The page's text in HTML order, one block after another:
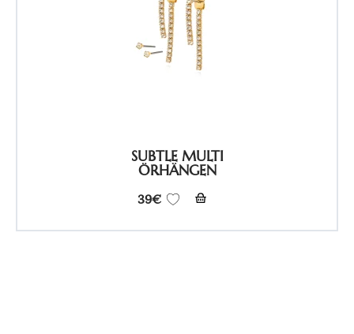
SUBTLE MULTI
ÖRHÄNGEN
39€